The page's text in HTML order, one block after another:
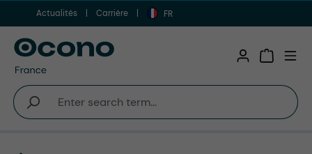
Aller au contenu principal
Actualités Carrière FR